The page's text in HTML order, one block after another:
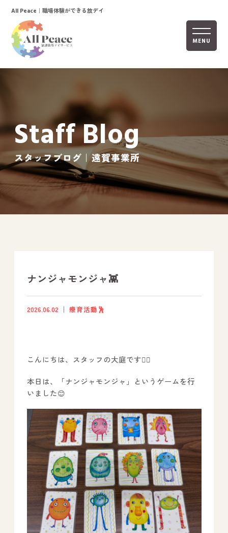
MENU
ホーム
活動内容
ご利用までの流れ
採用情報
自己評価表
社内行事
事業所のご案内
－ オールピース宗像事業所
－ オールピース春日事業所
－ オールピース遠賀事業所
－ オールピース東郷事業所
－ オールピース鳥栖事業所
スタッフブログ
－ 宗像事業所のブログ
All Peace ｜職場体験ができる放デイ
Staff Blog
スタッフブログ｜遠賀事業所
ナンジャモンジャ👾
2026.06.02 療育活動🕺
こんにちは、スタッフの大庭です💁‍♀️
本日は、「ナンジャモンジャ」というゲームを行
いました😊